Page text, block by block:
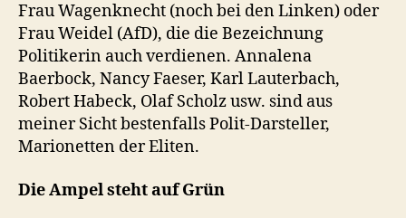
Frau Wagenknecht (noch bei den Linken) oder
Frau Weidel (AfD), die die Bezeichnung
Politikerin auch verdienen. Annalena
Baerbock, Nancy Faeser, Karl Lauterbach,
Robert Habeck, Olaf Scholz usw. sind aus
meiner Sicht bestenfalls Polit-Darsteller,
Marionetten der Eliten.
Die Ampel steht auf Grün